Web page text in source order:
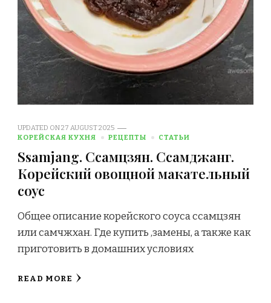
UPDATED ON27 AUGUST 2025
КОРЕЙСКАЯ КУХНЯ
РЕЦЕПТЫ СТАТЬИ
Ssamjang. Ссамцзян. Ссамджанг.
Корейский овощной макательный
соус
Общее описание корейского соуса ссамцзян
или самчжхан. Где купить ,замены, а также как
приготовить в домашних условиях
READ MORE